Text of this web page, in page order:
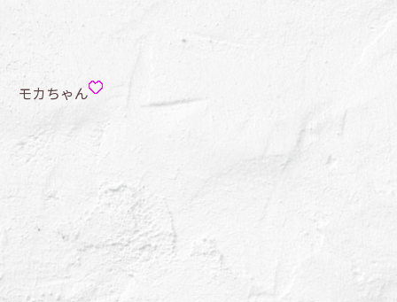
モカちゃん